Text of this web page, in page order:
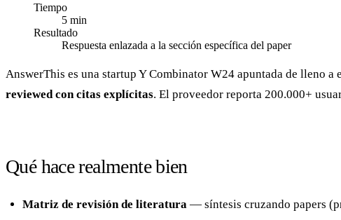
Tiempo
5 min
Resultado
Respuesta enlazada a la sección específica del paper
AnswerThis es una startup Y Combinator W24 apuntada de lleno
reviewed con citas explícitas. El proveedor reporta 200.000+
Qué hace realmente bien
Matriz de revisión de literatura — síntesis cruzando papers